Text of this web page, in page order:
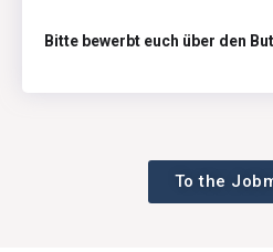
Bitte bewerbt euch über den
To the